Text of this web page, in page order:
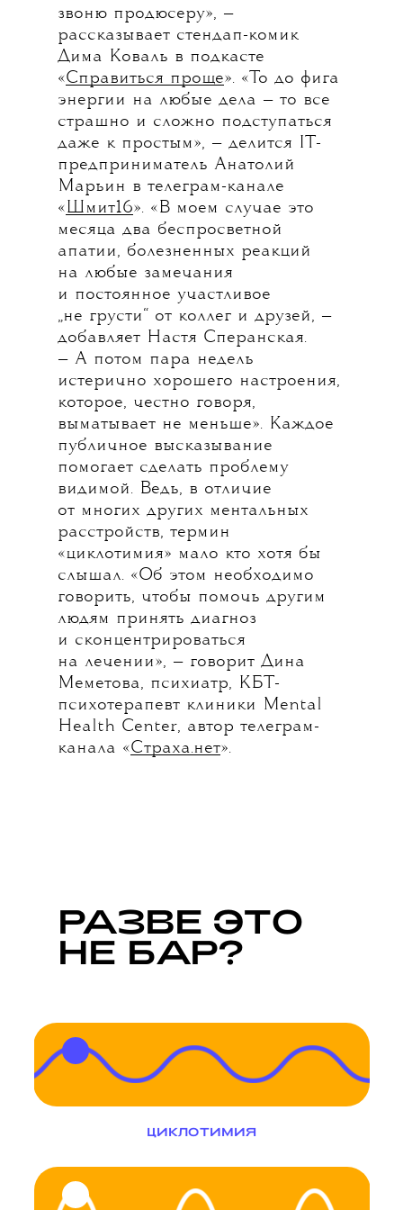
звоню продюсеру», —
рассказывает стендап-комик
Дима Коваль в подкасте
«Справиться проще». «То до фига
энергии на любые дела — то все
страшно и сложно подступаться
даже к простым», — делится IT-
предприниматель Анатолий
Марьин в телеграм-канале
«Шмит16». «В моем случае это
месяца два беспросветной
апатии, болезненных реакций
на любые замечания
и постоянное участливое
„не грусти“ от коллег и друзей, —
добавляет Настя Сперанская.
— А потом пара недель
истерично хорошего настроения,
которое, честно говоря,
выматывает не меньше». Каждое
публичное высказывание
помогает сделать проблему
видимой. Ведь, в отличие
от многих других ментальных
расстройств, термин
«циклотимия» мало кто хотя бы
слышал. «Об этом необходимо
говорить, чтобы помочь другим
людям принять диагноз
и сконцентрироваться
на лечении», — говорит Дина
Меметова, психиатр, КБТ-
психотерапевт клиники Mental
Health Center, автор телеграм-
канала «Страха.нет».
РАЗВЕ ЭТО
НЕ БАР?
ЦИКЛОТИМИЯ